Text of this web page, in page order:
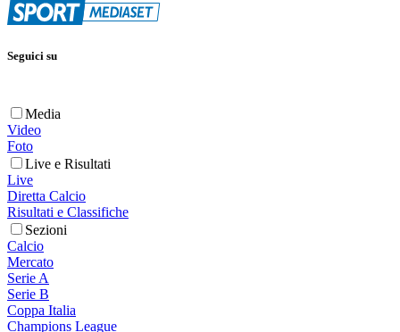
Seguici su
Media
Video
Foto
Live e Risultati
Live
Diretta Calcio
Risultati e Classifiche
Sezioni
Calcio
Mercato
Serie A
Serie B
Coppa Italia
Champions League